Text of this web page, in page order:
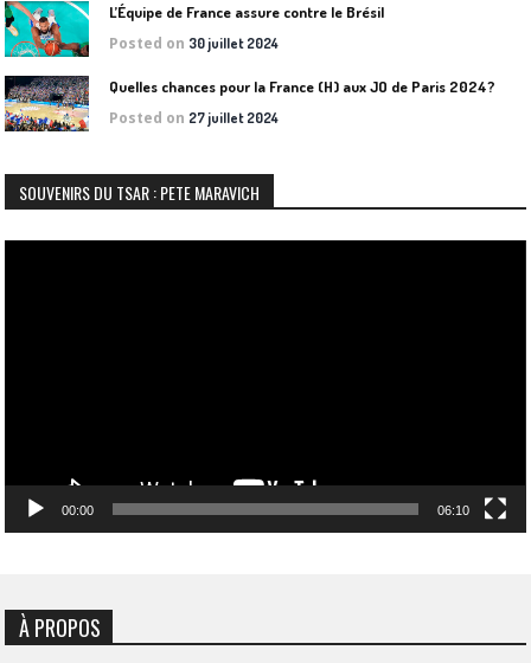
L’Équipe de France assure contre le Brésil
Posted on 30 juillet 2024
Quelles chances pour la France (H) aux JO de Paris 2024?
Posted on 27 juillet 2024
SOUVENIRS DU TSAR : PETE MARAVICH
00:00 06:10
À PROPOS